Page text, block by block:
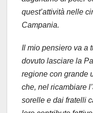
quest’attività nelle
Campania.
Il mio pensiero va a
dovuto lasciare la
regione con grande
che, nel ricambiare
sorelle e dai fratelli